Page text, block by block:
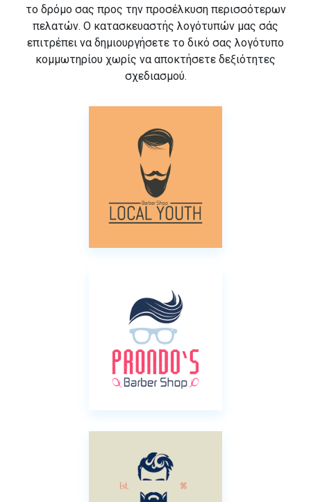
το δρόμο σας προς την προσέλκυση περισσότερων
πελατών. Ο κατασκευαστής λογότυπών μας σάς
επιτρέπει να δημιουργήσετε το δικό σας λογότυπο
κομμωτηρίου χωρίς να αποκτήσετε δεξιότητες
σχεδιασμού.